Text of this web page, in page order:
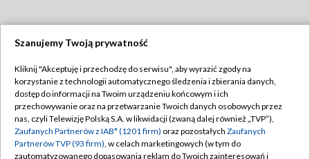
TVP
Abonament TVP
Emisja w TVP
Centrum informacji TVP
Regulamin TVP
Polityka prywatności
Moje zgody
Szanujemy Twoją prywatność
Kliknij "Akceptuję i przechodzę do serwisu", aby wyrazić zgody na
korzystanie z technologii automatycznego śledzenia i zbierania danych,
dostęp do informacji na Twoim urządzeniu końcowym i ich
przechowywanie oraz na przetwarzanie Twoich danych osobowych przez
nas, czyli Telewizję Polską S.A. w likwidacji (zwaną dalej również „TVP”),
Zaufanych Partnerów z IAB* (1201 firm) oraz pozostałych Zaufanych
Partnerów TVP (93 firm), w celach marketingowych (w tym do
zautomatyzowanego dopasowania reklam do Twoich zainteresowań i